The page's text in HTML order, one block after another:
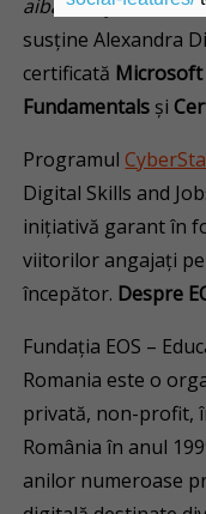
aibă curajul să facă
susține Alexandra
certificată Microsoft
Fundamentals și
Programul
Digital Skills and
inițiativă garant în
viitorilor angajați
începător. Despre
Fundația EOS –
Romania este o
privată, non-profit,
România în anul
anilor numeroase